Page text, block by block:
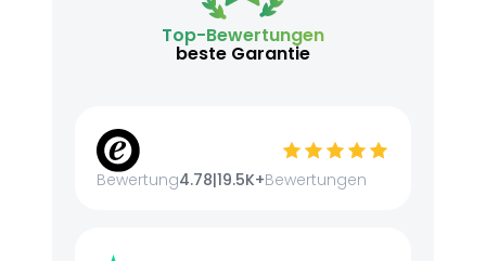
Top-Bewertungen
beste Garantie
Bewertung4.78|19.5K+Bewertungen